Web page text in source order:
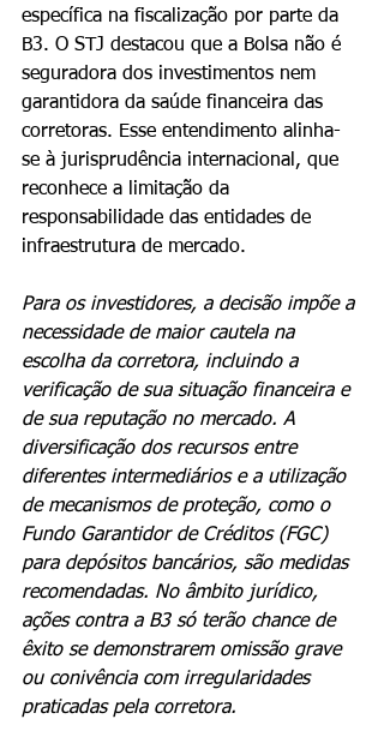
específica na fiscalização por parte da
B3. O STJ destacou que a Bolsa não é
seguradora dos investimentos nem
garantidora da saúde financeira das
corretoras. Esse entendimento alinha-
se à jurisprudência internacional, que
reconhece a limitação da
responsabilidade das entidades de
infraestrutura de mercado.
Para os investidores, a decisão impõe a
necessidade de maior cautela na
escolha da corretora, incluindo a
verificação de sua situação financeira e
de sua reputação no mercado. A
diversificação dos recursos entre
diferentes intermediários e a utilização
de mecanismos de proteção, como o
Fundo Garantidor de Créditos (FGC)
para depósitos bancários, são medidas
recomendadas. No âmbito jurídico,
ações contra a B3 só terão chance de
êxito se demonstrarem omissão grave
ou conivência com irregularidades
praticadas pela corretora.